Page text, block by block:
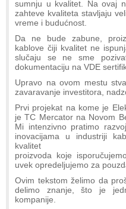
sumnju u kvalitet. Na ovaj
zahteve kvaliteta stavljaju
vreme i budućnost.
Da ne bude zabune,
kablove čiji kvalitet ne
slučaju se ne sme
dokumentaciju na VDE
Upravo na ovom mestu
zavaravanje investitora,
Prvi projekat na kome je
je TC Mercator na Novom
Mi intenzivno pratimo
inovacijama u industriji
kvalitet
proizvoda koje
uvek opredeljujemo za
Ovim tekstom želimo da
delimo znanje, što je
kompanije.